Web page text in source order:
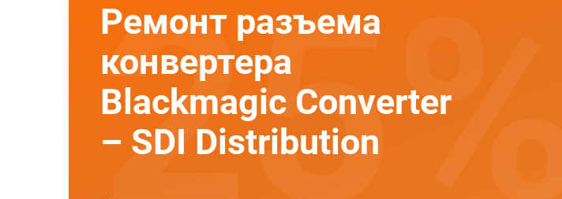
Ремонт разъема
конвертера
Blackmagic Converter
– SDI Distribution